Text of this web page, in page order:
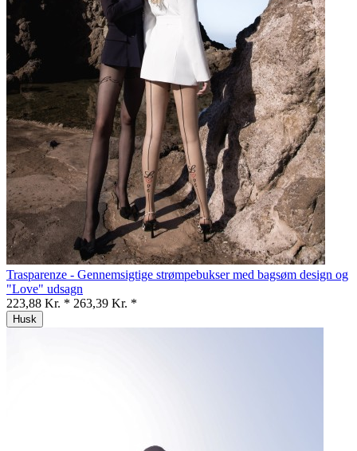
Trasparenze - Gennemsigtige strømpebukser med bagsøm design og
"Love" udsagn
223,88 Kr. * 263,39 Kr. *
Husk